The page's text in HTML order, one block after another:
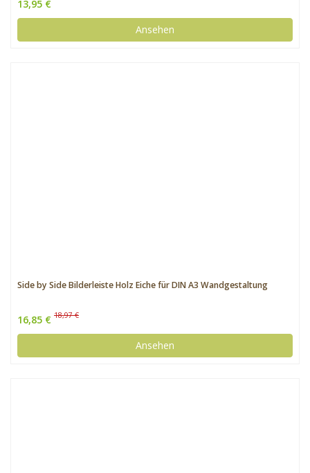
13,95 €
Ansehen
Side by Side Bilderleiste Holz Eiche für DIN A3 Wandgestaltung
16,85 € 18,97 €
Ansehen